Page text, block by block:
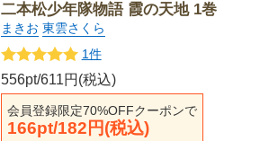
二本松少年隊物語 霞の天地 1巻
まきお 東雲さくら
1件
556pt/611円(税込)
会員登録限定70%OFFクーポンで
166pt/182円(税込)